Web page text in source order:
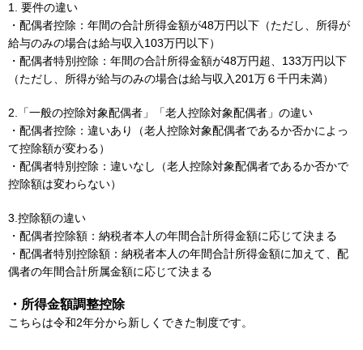
1. 要件の違い
・配偶者控除：年間の合計所得金額が48万円以下（ただし、所得が
給与のみの場合は給与収入103万円以下）
・配偶者特別控除：年間の合計所得金額が48万円超、133万円以下
（ただし、所得が給与のみの場合は給与収入201万６千円未満）
2.「一般の控除対象配偶者」「老人控除対象配偶者」の違い
・配偶者控除：違いあり（老人控除対象配偶者であるか否かによっ
て控除額が変わる）
・配偶者特別控除：違いなし（老人控除対象配偶者であるか否かで
控除額は変わらない）
3.控除額の違い
・配偶者控除額：納税者本人の年間合計所得金額に応じて決まる
・配偶者特別控除額：納税者本人の年間合計所得金額に加えて、配
偶者の年間合計所属金額に応じて決まる
・所得金額調整控除
こちらは令和2年分から新しくできた制度です。